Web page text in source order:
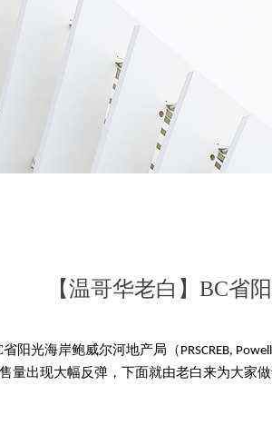
【温哥华老白】BC省
省阳光海岸鲍威尔河地产局 （ PRSCREB,
量出现大幅反弹，下面就由老白来为大家